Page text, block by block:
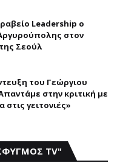
Leadership ο
στον
Σεούλ
του Γεώργιου
στην κριτική με
γειτονιές»
TV"